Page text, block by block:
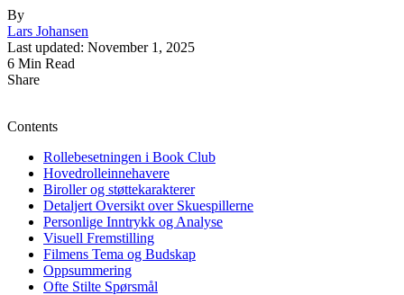
By
Lars Johansen
Last updated: November 1, 2025
6 Min Read
Share
Contents
Rollebesetningen i Book Club
Hovedrolleinnehavere
Biroller og støttekarakterer
Detaljert Oversikt over Skuespillerne
Personlige Inntrykk og Analyse
Visuell Fremstilling
Filmens Tema og Budskap
Oppsummering
Ofte Stilte Spørsmål